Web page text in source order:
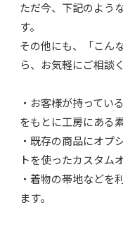
ただ今、下記のよう
す。
その他にも、「こん
ら、お気軽にご相談
・お客様が持ってい
をもとに工房にある
・既存の商品にオプ
トを使ったカスタム
・着物の帯地などを
ます。